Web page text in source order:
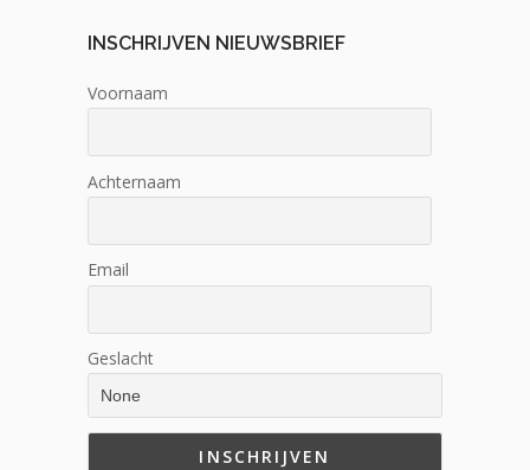
INSCHRIJVEN NIEUWSBRIEF
Voornaam
Achternaam
Email
Geslacht